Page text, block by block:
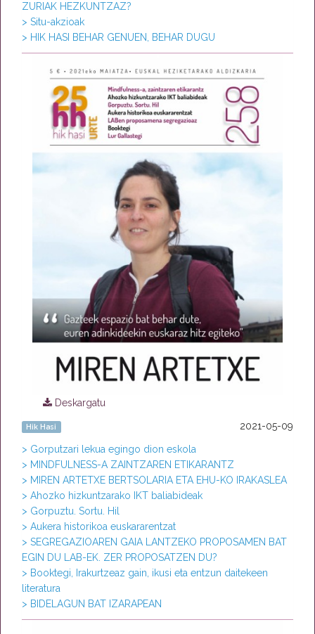
ZURIAK HEZKUNTZAZ?
> Situ-akzioak
> HIK HASI BEHAR GENUEN, BEHAR DUGU
Deskargatu
Hik Hasi 2021-05-09
> Gorputzari lekua egingo dion eskola
> MINDFULNESS-A ZAINTZAREN ETIKARANTZ
> MIREN ARTETXE BERTSOLARIA ETA EHU-KO IRAKASLEA
> Ahozko hizkuntzarako IKT baliabideak
> Gorpuztu. Sortu. Hil
> Aukera historikoa euskararentzat
> SEGREGAZIOAREN GAIA LANTZEKO PROPOSAMEN BAT
EGIN DU LAB-EK. ZER PROPOSATZEN DU?
> Booktegi, Irakurtzeaz gain, ikusi eta entzun daitekeen
literatura
> BIDELAGUN BAT IZARAPEAN